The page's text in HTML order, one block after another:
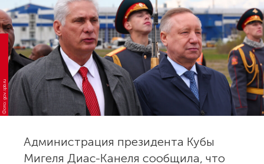
Фото: gov.spb.ru
Администрация президента Кубы
Мигеля Диас-Канеля сообщила, что